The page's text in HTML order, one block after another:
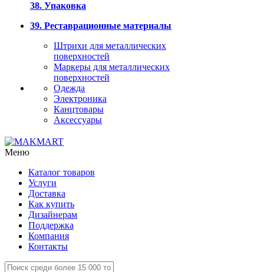
38. Упаковка
39. Реставрационные материалы
Штрихи для металлических
поверхностей
Маркеры для металлических
поверхностей
Одежда
Электроника
Канцтовары
Аксессуары
Меню
Каталог товаров
Услуги
Доставка
Как купить
Дизайнерам
Поддержка
Компания
Контакты